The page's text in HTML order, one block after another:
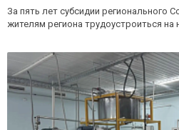
За пять лет субсидии регионального
жителям региона трудоустроиться на